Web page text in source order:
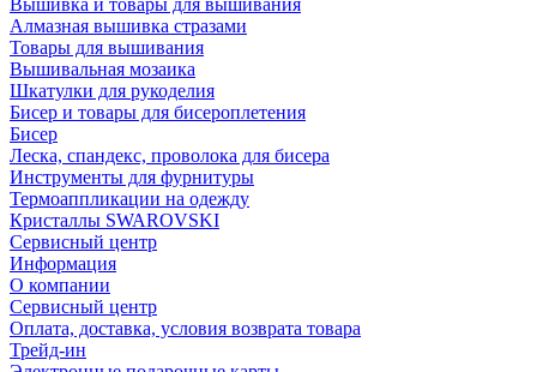
Вышивка и товары для вышивания
Алмазная вышивка стразами
Товары для вышивания
Вышивальная мозаика
Шкатулки для рукоделия
Бисер и товары для бисероплетения
Бисер
Леска, спандекс, проволока для бисера
Инструменты для фурнитуры
Термоаппликации на одежду
Кристаллы SWAROVSKI
Сервисный центр
Информация
О компании
Сервисный центр
Оплата, доставка, условия возврата товара
Трейд-ин